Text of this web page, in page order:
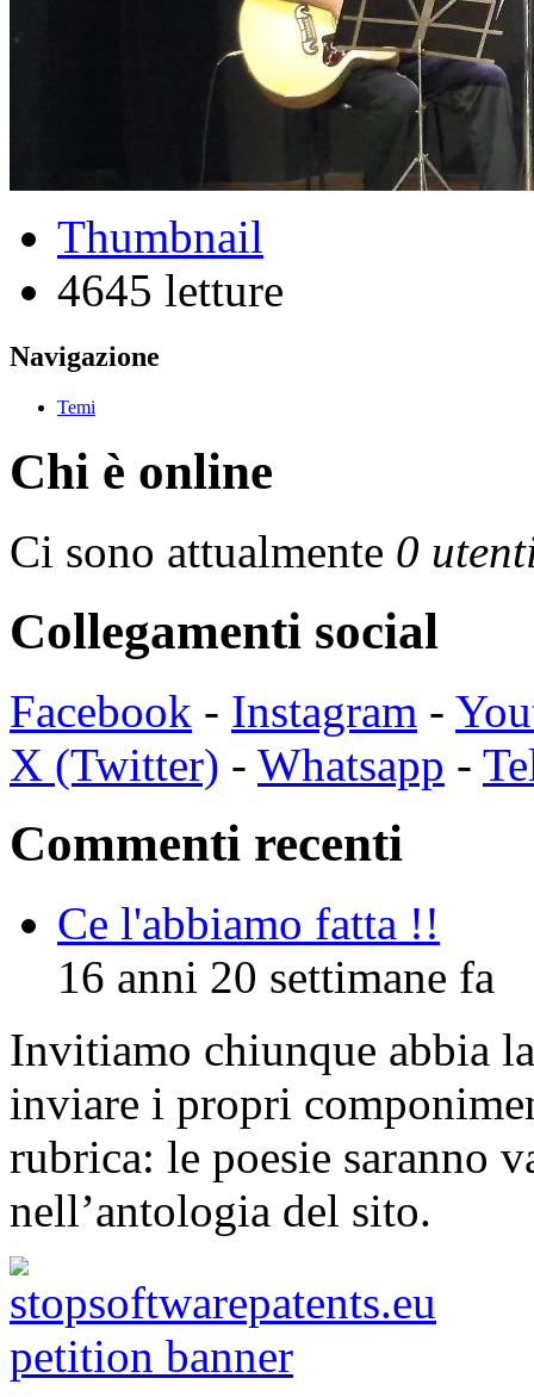
Thumbnail
4645 letture
Navigazione
Temi
Chi è online
Ci sono attualmente 0
Collegamenti social
Facebook - Instagram -
X (Twitter) - Whatsapp -
Commenti recenti
Ce l'abbiamo fatta !!
16 anni 20 settimane fa
Invitiamo chiunque abbia
inviare i propri
rubrica: le poesie saranno
nell’antologia del sito.